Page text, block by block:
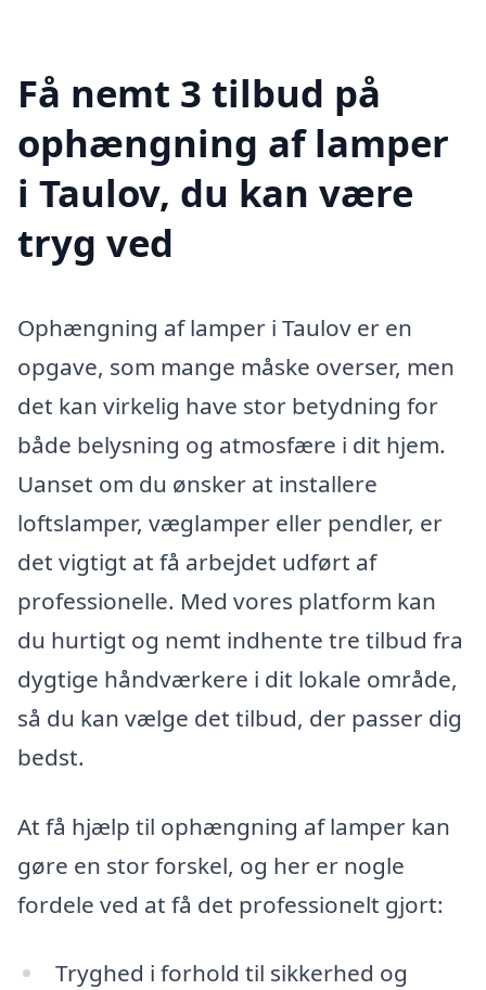
Få nemt 3 tilbud på
ophængning af lamper
i Taulov, du kan være
tryg ved
Ophængning af lamper i Taulov er en
opgave, som mange måske overser, men
det kan virkelig have stor betydning for
både belysning og atmosfære i dit hjem.
Uanset om du ønsker at installere
loftslamper, væglamper eller pendler, er
det vigtigt at få arbejdet udført af
professionelle. Med vores platform kan
du hurtigt og nemt indhente tre tilbud fra
dygtige håndværkere i dit lokale område,
så du kan vælge det tilbud, der passer dig
bedst.
At få hjælp til ophængning af lamper kan
gøre en stor forskel, og her er nogle
fordele ved at få det professionelt gjort:
Tryghed i forhold til sikkerhed og